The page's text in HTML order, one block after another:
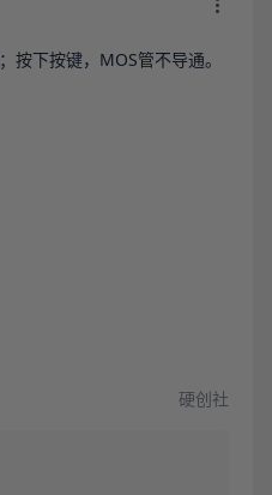
下按键，MOS管不导通。
硬创社